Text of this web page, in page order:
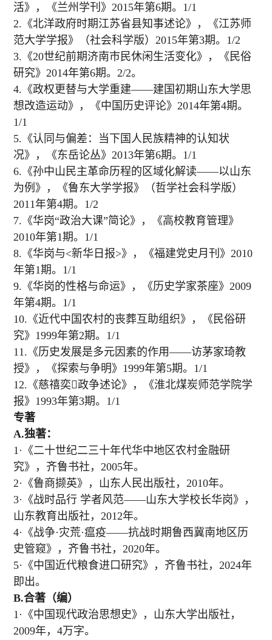
活》，《兰州学刊》2015年第6期。1/1
2.《北洋政府时期江苏省县知事述论》，《江苏师
范大学学报》（社会科学版）2015年第3期。1/2
3.《20世纪前期济南市民休闲生活变化》，《民俗
研究》2014年第6期。2/2。
4.《政权更替与大学重建——建国初期山东大学思
想改造运动》，《中国历史评论》2014年第4期。
1/1
5.《认同与偏差：当下国人民族精神的认知状
况》，《东岳论丛》2013年第6期。1/1
6.《孙中山民主革命历程的区域化解读——以山东
为例》，《鲁东大学学报》（哲学社会科学版）
2011年第4期。1/2
7.《华岗“政治大课”简论》，《高校教育管理》
2010年第1期。1/1
8.《华岗与<新华日报>》，《福建党史月刊》2010
年第1期。1/1
9.《华岗的性格与命运》，《历史学家茶座》2009
年第4期。1/1
10.《近代中国农村的丧葬互助组织》，《民俗研
究》1999年第2期。1/1
11.《历史发展是多元因素的作用——访茅家琦教
授》，《探索与争明》1999年第5期。1/1
12.《慈禧奕政争述论》，《淮北煤炭师范学院学
报》1993年第3期。1/1
专著
A.独著：
1·《二十世纪二三十年代华中地区农村金融研
究》，齐鲁书社，2005年。
2·《鲁商撷英》，山东人民出版社，2010年。
3·《战时品行 学者风范——山东大学校长华岗》，
山东教育出版社，2012年。
4·《战争·灾荒·瘟疫——抗战时期鲁西冀南地区历
史管窥》，齐鲁书社，2020年。
5·《中国近代粮食进口研究》，齐鲁书社，2024年
即出。
B.合著（编）
1·《中国现代政治思想史》，山东大学出版社，
2009年，4万字。